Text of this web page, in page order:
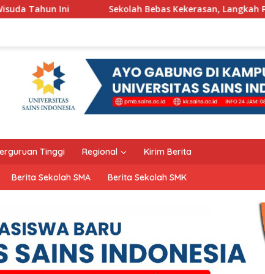
Sekolah Bebas Kekerasan, Langkah Pemkot Kediri
Tinggi Regional Kirim Berita
Berita Sekolah SMA Berita Sekolah SMK